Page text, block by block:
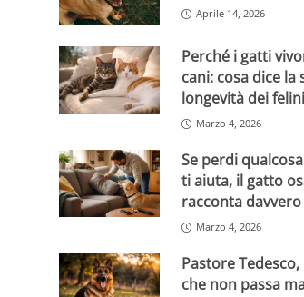
Aprile 14, 2026
Perché i gatti
cani: cosa dice la
longevità dei felini
Marzo 4, 2026
Se perdi
ti aiuta, il gatto
racconta davvero
Marzo 4, 2026
Pastore
che non passa